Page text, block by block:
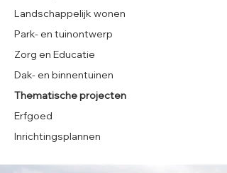
Landschappelijk wonen
Park- en tuinontwerp
Zorg en Educatie
Dak- en binnentuinen
Thematische projecten
Erfgoed
Inrichtingsplannen